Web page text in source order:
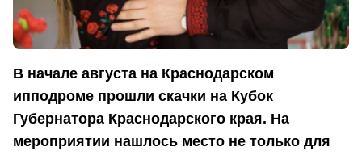
В начале августа на Краснодарском
ипподроме прошли скачки на Кубок
Губернатора Краснодарского края. На
мероприятии нашлось место не только для